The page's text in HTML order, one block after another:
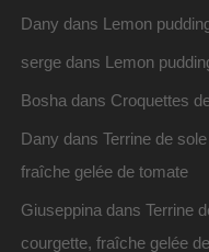
Dany dans Lemon
sergedans Lemon
Bosha dans Croquettes
Dany dans Terrine de
fraîche gelée de tomate
Giuseppina dans Terrine
courgette, fraîche gelée